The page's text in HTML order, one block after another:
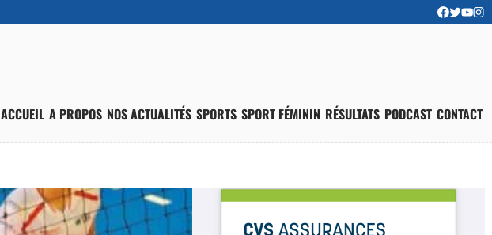
ACCUEIL A PROPOS NOS ACTUALITÉS SPORTS SPORT FÉMININ RÉSULTATS PODCAST CONTACT